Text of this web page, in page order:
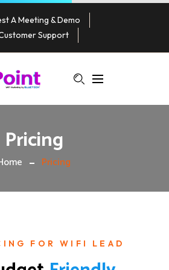
A Meeting & Demo
Support
Pricing
Pricing
FOR WIFI LEAD